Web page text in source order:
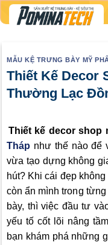
Skip
to
MẪU KỆ TRƯNG BÀY MỸ
Thiết Kế Decor
Thường Lạc
Thiết kế decor shop
Tháp như thế nào để
vừa tạo dựng không
hút? Khi cái đẹp
còn ẩn mình trong
bày, thì việc đầu tư
yếu tố cốt lõi nâng
bạn khám phá những